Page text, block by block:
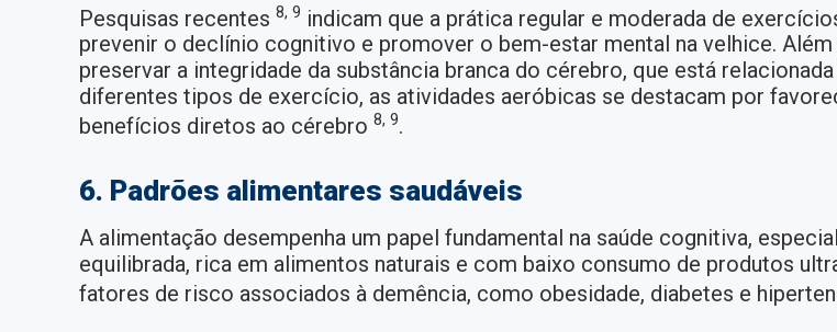
Pesquisas recentes 8, 9 indicam que a prática regular e moderada de
prevenir o declínio cognitivo e promover o bem-estar mental na velhice.
preservar a integridade da substância branca do cérebro, que está
diferentes tipos de exercício, as atividades aeróbicas se destacam por
benefícios diretos ao cérebro 8, 9.
6. Padrões alimentares saudáveis
A alimentação desempenha um papel fundamental na saúde cognitiva,
equilibrada, rica em alimentos naturais e com baixo consumo de produtos
fatores de risco associados à demência, como obesidade, diabetes e